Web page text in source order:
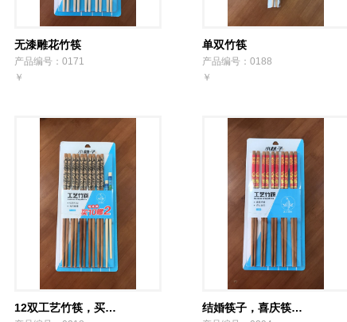
无漆雕花竹筷
产品编号：0171
￥
单双竹筷
产品编号：0188
￥
12双工艺竹筷，买… 结婚筷子，喜庆筷…